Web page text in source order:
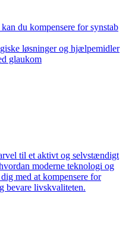
du kompensere for synstab
løsninger og hjælpemidler
glaukom
til et aktivt og selvstændigt
moderne teknologi og
med at kompensere for
bevare livskvaliteten.